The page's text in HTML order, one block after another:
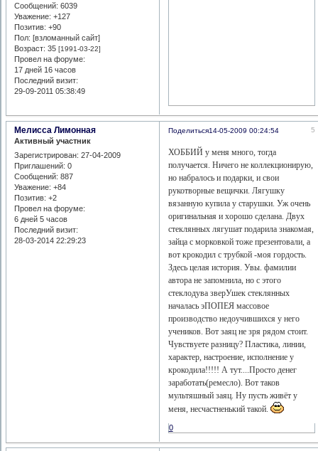
Сообщений: 6039
Уважение: +127
Позитив: +90
Пол: [взломанный сайт]
Возраст: 35[1991-03-22]
Провел на форуме:
17 дней 16 часов
Последний визит:
29-09-2011 05:38:49
Поделиться 5
14-05-2009 00:24:54
Мелисса Лимонная
Активный участник
Зарегистрирован: 27-04-2009
Приглашений: 0
Сообщений: 887
Уважение: +84
Позитив: +2
Провел на форуме:
6 дней 5 часов
Последний визит:
28-03-2014 22:29:23
ХОББИЙ у меня много, тогда
получается. Ничего не коллекционирую,
но набралось и подарки, и свои
рукотворные вещички. Лягушку
вязанную купила у старушки. Уж очень
оригинальная и хорошо сделана. Двух
стеклянных лягушат подарила знакомая,
зайца с морковкой тоже презентовали, а
вот крокодил с трубкой -моя гордость.
Здесь целая история. Увы. фамилии
автора не запомнила, но с этого
стеклодува зверУшек стеклянных
началась эПОПЕЯ массовое
производство недоучившихся у него
учеников. Вот заяц не зря рядом стоит.
Чувствуете разницу? Пластика, линии,
характер, настроение, исполнение у
крокодила!!!!! А тут....Просто денег
заработать(ремесло). Вот таков
мультяшный заяц. Ну пусть живёт у
меня, несчастненький такой.
0